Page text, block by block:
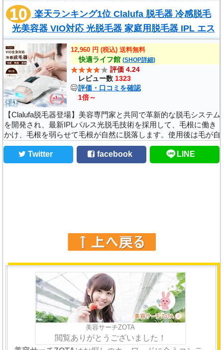
快適な冷感ムダ毛ケアを実現できます。ムダ毛ケア中、サファイ
アは皮膚と接触する時に..
楽天ランキング1位 Clalufa 脱毛器 冷感脱毛
光美容器 VIO対応 光脱毛器 家庭用脱毛器 IPL エス
テ ボディ 顔 腕 ワキ ヒゲ ムダ毛 クー..
12,960 円 (税込) 送料無料
快適ライフ館 (SHOP詳細)
評価 4.24
レビュー数1323
評価・口コミを確認
1倍～
【Clalufa脱毛器登場】美容専門家と共同で革新的な脱毛システム
を開発され、最新IPLパルス光脱毛技術を採用して、毛根に働き
かけ、毛根を弱らせて毛根が自然に脱落します。使用後は毛が自
然に脱落し、生える速度を抑制できます。モードを選ぶだけで、
手軽にエステに行ったよ..
Twitter facebook LINE
美容サーチZOTA
閲覧ありがとうございました！